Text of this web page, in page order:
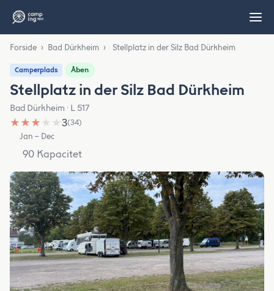
Forside › Bad Dürkheim › Stellplatz in der Silz Bad Dürkheim
Camperplads Åben
Stellplatz in der Silz Bad Dürkheim
Bad Dürkheim · L 517
★ ★ ★ ★ ★3(34)
Jan – Dec
90 Kapacitet